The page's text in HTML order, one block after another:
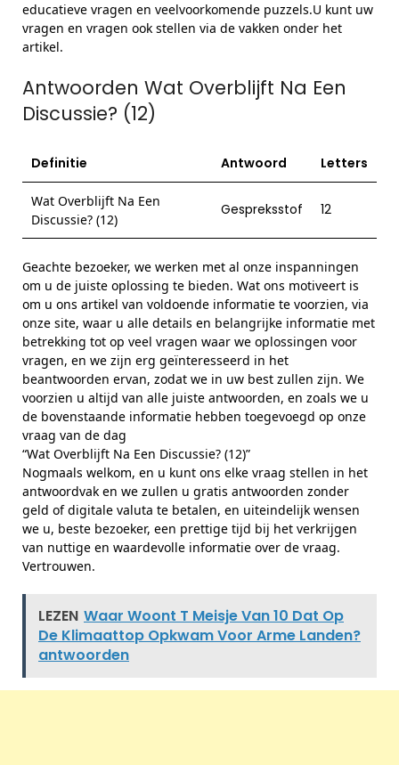
educatieve vragen en veelvoorkomende puzzels.U kunt uw
vragen en vragen ook stellen via de vakken onder het
artikel.
Antwoorden Wat Overblijft Na Een
Discussie? (12)
Definitie Antwoord Letters
Wat Overblijft Na Een
Discussie? (12)
Gespreksstof 12
Geachte bezoeker, we werken met al onze inspanningen
om u de juiste oplossing te bieden. Wat ons motiveert is
om u ons artikel van voldoende informatie te voorzien, via
onze site, waar u alle details en belangrijke informatie met
betrekking tot op veel vragen waar we oplossingen voor
vragen, en we zijn erg geïnteresseerd in het
beantwoorden ervan, zodat we in uw best zullen zijn. We
voorzien u altijd van alle juiste antwoorden, en zoals we u
de bovenstaande informatie hebben toegevoegd op onze
vraag van de dag
“Wat Overblijft Na Een Discussie? (12)”
Nogmaals welkom, en u kunt ons elke vraag stellen in het
antwoordvak en we zullen u gratis antwoorden zonder
geld of digitale valuta te betalen, en uiteindelijk wensen
we u, beste bezoeker, een prettige tijd bij het verkrijgen
van nuttige en waardevolle informatie over de vraag.
Vertrouwen.
LEZEN Waar Woont T Meisje Van 10 Dat Op
De Klimaattop Opkwam Voor Arme Landen?
antwoorden